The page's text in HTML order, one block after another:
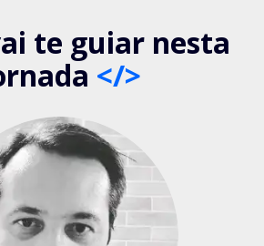
te guiar nesta
</>